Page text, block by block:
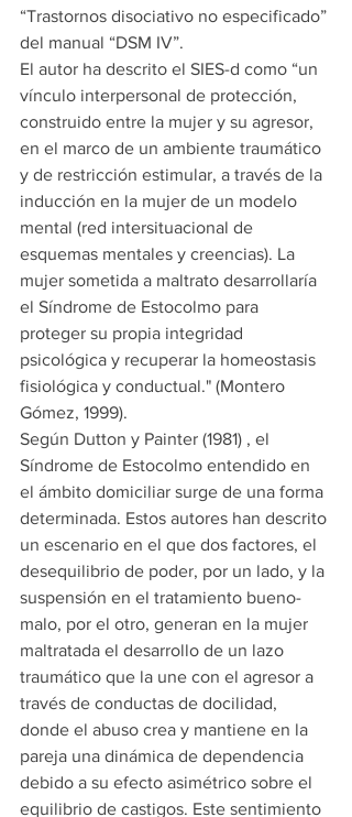
“Trastornos disociativo no especificado”
del manual “DSM IV”.
El autor ha descrito el SIES-d como “un
vínculo interpersonal de protección,
construido entre la mujer y su agresor,
en el marco de un ambiente traumático
y de restricción estimular, a través de la
inducción en la mujer de un modelo
mental (red intersituacional de
esquemas mentales y creencias). La
mujer sometida a maltrato desarrollaría
el Síndrome de Estocolmo para
proteger su propia integridad
psicológica y recuperar la homeostasis
fisiológica y conductual." (Montero
Gómez, 1999).​
Según Dutton y Painter (1981) ,​ el
Síndrome de Estocolmo entendido en
el ámbito domiciliar surge de una forma
determinada. Estos autores han descrito
un escenario en el que dos factores, el
desequilibrio de poder, por un lado, y la
suspensión en el tratamiento bueno-
malo, por el otro, generan en la mujer
maltratada el desarrollo de un lazo
traumático que la une con el agresor a
través de conductas de docilidad,
donde el abuso crea y mantiene en la
pareja una dinámica de dependencia
debido a su efecto asimétrico sobre el
equilibrio de castigos. Este sentimiento